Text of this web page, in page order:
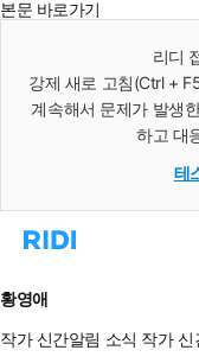
본문 바로가기
리디
강제 새로 고침(Ctrl +
계속해서 문제가 발생
하고 대
테
리
으
로
이
동
황영애
작가 신간알림 소식 작가 신